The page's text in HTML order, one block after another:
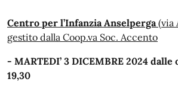
Centro per l’Infanzia Anselperga(via
gestito dalla Coop.va Soc. Accento
- MARTEDI’ 3 DICEMBRE 2024 dalle
19,30